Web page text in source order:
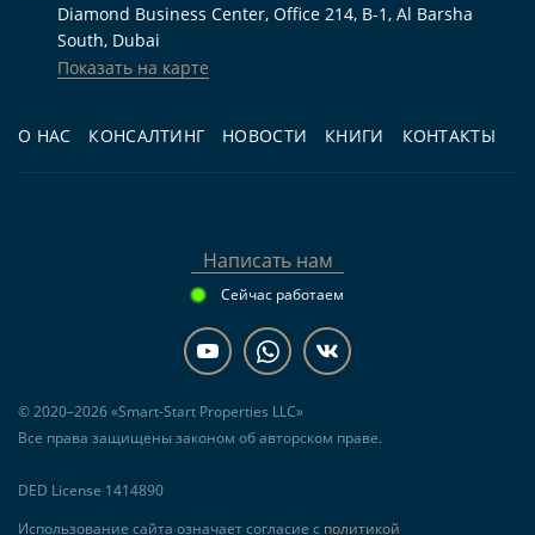
Кому подходит
спальнями, 4 санузлами, террасой, бассейном
строительства и дальнейшую аренду
семейного жилья в районе Dubai Investments
до передачи объекта в I квартале 2030 года,
который учитывает рыночную конъюнктуру и
условия переуступки.
О НАС КОНСАЛТИНГ НОВОСТИ КНИГИ КОНТАКТЫ
Diamond Business Center, Office 214, B-1, Al Barsha
South, Dubai
Показать на карте
Написать нам
Сейчас работаем
© 2020–2026 «Smart-Start Properties LLC»
Все права защищены законом об авторском праве.
DED License 1414890
Использование сайта означает согласие с политикой